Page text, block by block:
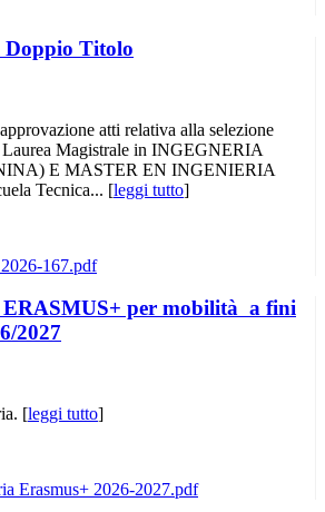
Doppio Titolo
atti relativa alla selezione
Magistrale in INGEGNERIA
E MASTER EN INGENIERIA
Tecnica... [leggi tutto]
per mobilità a fini
2027
[leggi tutto]